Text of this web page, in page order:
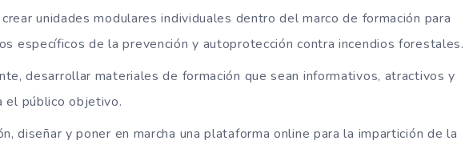
unidades modulares individuales dentro del marco de formación para
específicos de la prevención y autoprotección contra incendios forestales.
desarrollar materiales de formación que sean informativos, atractivos y
el público objetivo.
diseñar y poner en marcha una plataforma online para la impartición de la